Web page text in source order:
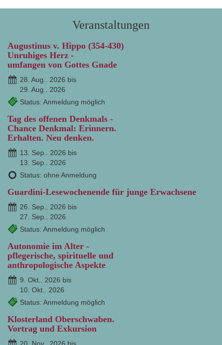
Veranstaltungen
Augustinus v. Hippo (354-430)
Unruhiges Herz -
umfangen von Gottes Gnade
28. Aug.. 2026 bis
29. Aug.. 2026
Status: Anmeldung möglich
Tag des offenen Denkmals -
Chance Denkmal: Erinnern.
Erhalten. Neu denken.
13. Sep.. 2026 bis
13. Sep.. 2026
Status: ohne Anmeldung
Guardini-Lesewochenende für junge Erwachsene
26. Sep.. 2026 bis
27. Sep.. 2026
Status: Anmeldung möglich
Autonomie im Alter -
pflegerische, spirituelle und
anthropologische Aspekte
9. Okt.. 2026 bis
10. Okt.. 2026
Status: Anmeldung möglich
Klosterland Oberschwaben.
Vortrag und Exkursion